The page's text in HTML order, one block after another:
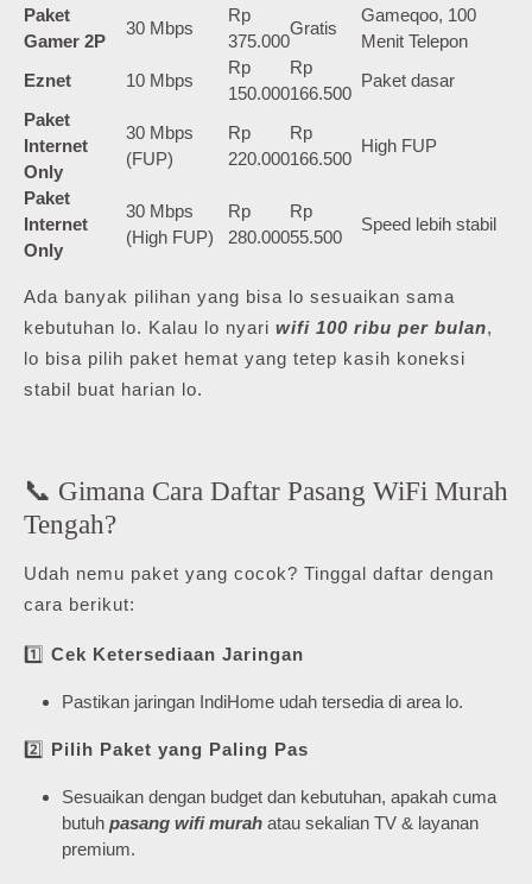
Paket
Gamer 2P
30 Mbps
Rp
375.000
Gratis
Gameqoo, 100
Menit Telepon
Eznet
10 Mbps
Rp
150.000
Rp
166.500
Paket dasar
Paket
Internet
Only
30 Mbps
(FUP)
Rp
220.000
Rp
166.500
High FUP
Paket
Internet
Only
30 Mbps
(High FUP)
Rp
280.000
Rp
55.500
Speed lebih stabil
Ada banyak pilihan yang bisa lo sesuaikan sama
kebutuhan lo. Kalau lo nyari wifi 100 ribu per bulan,
lo bisa pilih paket hemat yang tetep kasih koneksi
stabil buat harian lo.
📞 Gimana Cara Daftar Pasang WiFi Murah
Tengah?
Udah nemu paket yang cocok? Tinggal daftar dengan
cara berikut:
1️⃣ Cek Ketersediaan Jaringan
Pastikan jaringan IndiHome udah tersedia di area lo.
2️⃣ Pilih Paket yang Paling Pas
Sesuaikan dengan budget dan kebutuhan, apakah cuma
butuh pasang wifi murah atau sekalian TV & layanan
premium.